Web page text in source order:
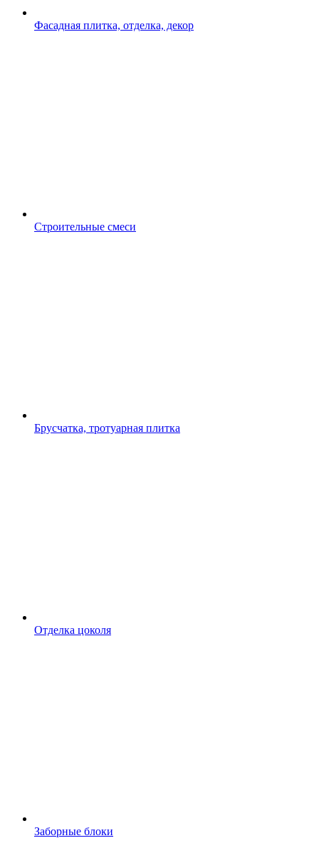
Фасадная плитка, отделка, декор
Строительные смеси
Брусчатка, тротуарная плитка
Отделка цоколя
Заборные блоки